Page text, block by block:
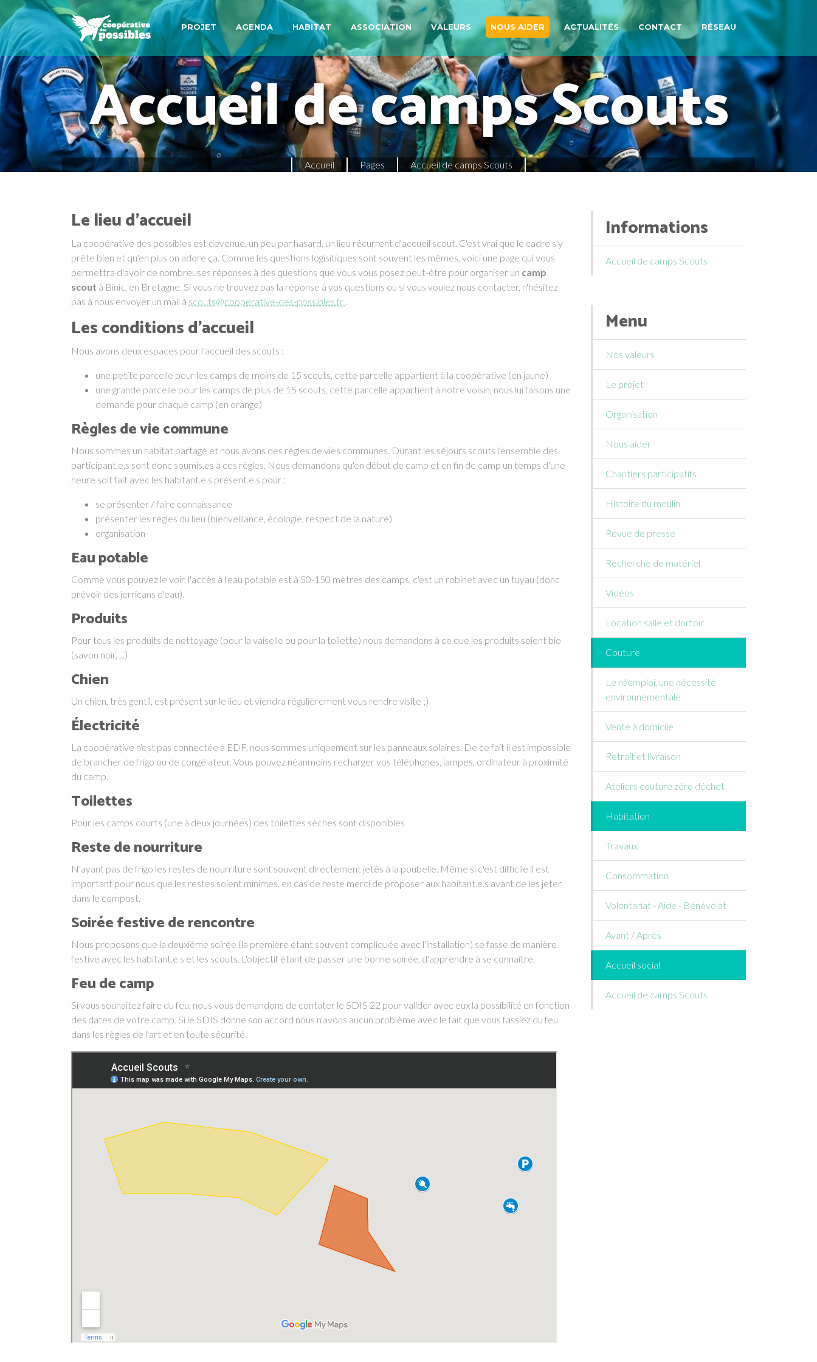
PROJET AGENDA HABITAT ASSOCIATION VALEURS NOUS AIDER ACTUALITÉS CONTACT RÉSEAU
Accueil de camps Scouts
Accueil Pages Accueil de camps Scouts
Le lieu d'accueil
La coopérative des possibles est devenue, un peu par hasard, un lieu récurrent d'accueil scout. C'est vrai que le cadre s'y
prête bien et qu'en plus on adore ça. Comme les questions logisitiques sont souvent les mêmes, voici une page qui vous
permettra d'avoir de nombreuses réponses à des questions que vous vous posez peut-être pour organiser un camp
scout à Binic, en Bretagne. Si vous ne trouvez pas la réponse à vos questions ou si vous voulez nous contacter, n'hésitez
pas à nous envoyer un mail à scouts@cooperative-des-possibles.fr .
Les conditions d'accueil
Nous avons deux espaces pour l'accueil des scouts :
une petite parcelle pour les camps de moins de 15 scouts, cette parcelle appartient à la coopérative (en jaune)
une grande parcelle pour les camps de plus de 15 scouts, cette parcelle appartient à notre voisin, nous lui faisons une
demande pour chaque camp (en orange)
Règles de vie commune
Nous sommes un habitat partagé et nous avons des règles de vies communes. Durant les séjours scouts l'ensemble des
participant.e.s sont donc soumis.es à ces règles. Nous demandons qu'en début de camp et en fin de camp un temps d'une
heure soit fait avec les habitant.e.s présent.e.s pour :
se présenter / faire connaissance
présenter les règles du lieu (bienveillance, écologie, respect de la nature)
organisation
Eau potable
Comme vous pouvez le voir, l'accès à l'eau potable est à 50-150 mètres des camps, c'est un robinet avec un tuyau (donc
prévoir des jerricans d'eau).
Produits
Pour tous les produits de nettoyage (pour la vaiselle ou pour la toilette) nous demandons à ce que les produits soient bio
(savon noir, ...)
Chien
Un chien, très gentil, est présent sur le lieu et viendra régulièrement vous rendre visite ;)
Électricité
La coopérative n'est pas connectée à EDF, nous sommes uniquement sur les panneaux solaires. De ce fait il est impossible
de brancher de frigo ou de congélateur. Vous pouvez néanmoins recharger vos téléphones, lampes, ordinateur à proximité
du camp.
Toilettes
Pour les camps courts (une à deux journées) des toilettes sèches sont disponibles
Reste de nourriture
N'ayant pas de frigo les restes de nourriture sont souvent directement jetés à la poubelle. Même si c'est difficile il est
important pour nous que les restes soient minimes, en cas de reste merci de proposer aux habitant.e.s avant de les jeter
dans le compost.
Soirée festive de rencontre
Nous proposons que la deuxième soirée (la première étant souvent compliquée avec l'installation) se fasse de manière
festive avec les habitant.e.s et les scouts. L'objectif étant de passer une bonne soirée, d'apprendre à se connaître.
Feu de camp
Si vous souhaitez faire du feu, nous vous demandons de contater le SDIS 22 pour valider avec eux la possibilité en fonction
des dates de votre camp. Si le SDIS donne son accord nous n'avons aucun problème avec le fait que vous fassiez du feu
dans les règles de l'art et en toute sécurité.
Informations
Accueil de camps Scouts
Menu
Nos valeurs
Le projet
Organisation
Nous aider
Chantiers participatifs
Histoire du moulin
Revue de presse
Recherche de matériel
Vidéos
Location salle et dortoir
Couture
Le réemploi, une nécessité
environnementale
Vente à domicile
Retrait et livraison
Ateliers couture zéro déchet
Habitation
Travaux
Consommation
Volontariat - Aide - Bénévolat
Avant / Après
Accueil social
Accueil de camps Scouts